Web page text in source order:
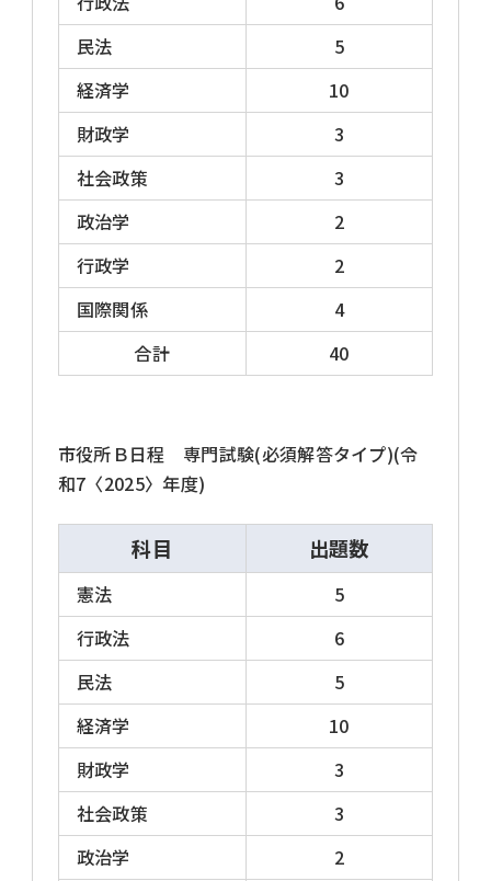
民法
5
経済学
10
財政学
3
社会政策
3
政治学
2
行政学
2
国際関係
4
合計
40
市役所Ｂ日程 専門試験(必須解答タイプ)(令
和7〈2025〉年度)
科目 出題数
憲法
5
行政法
6
民法
5
経済学
10
財政学
3
社会政策
3
政治学
2